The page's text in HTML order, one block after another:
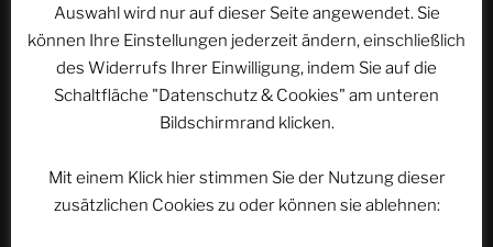
nach:
Werbung
Auswahl wird nur auf dieser Seite angewendet. Sie
können Ihre Einstellungen jederzeit ändern, einschließlich
des Widerrufs Ihrer Einwilligung, indem Sie auf die
Schaltfläche "Datenschutz & Cookies" am unteren
Bildschirmrand klicken.
Mit einem Klick hier stimmen Sie der Nutzung dieser
zusätzlichen Cookies zu oder können sie ablehnen: